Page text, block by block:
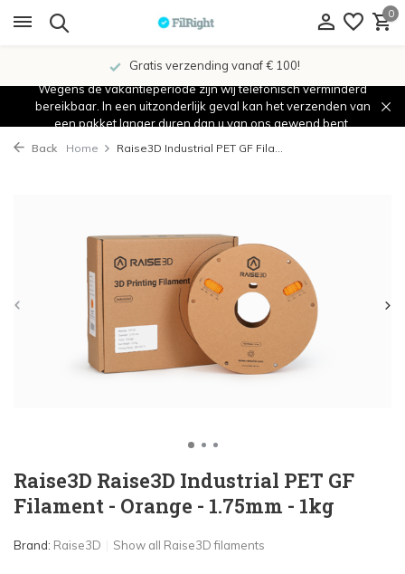
0
Gratis verzending vanaf € 100!
Wegens de vakantieperiode zijn wij telefonisch verminderd
bereikbaar. In een uitzonderlijk geval kan het verzenden van
een pakket langer duren dan u van ons gewend bent.
Back Home Raise3D Industrial PET GF Fila...
Raise3D Raise3D Industrial PET GF
Filament - Orange - 1.75mm - 1kg
Brand: Raise3D Show all Raise3D filaments